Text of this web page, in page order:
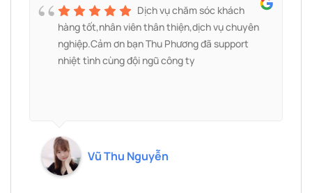
Dịch vụ chăm sóc khách
hàng tốt,nhân viên thân thiện,dịch vụ chuyên
nghiệp.Cảm ơn bạn Thu Phương đã support
nhiệt tình cùng đội ngũ công ty
Vũ Thu Nguyễn